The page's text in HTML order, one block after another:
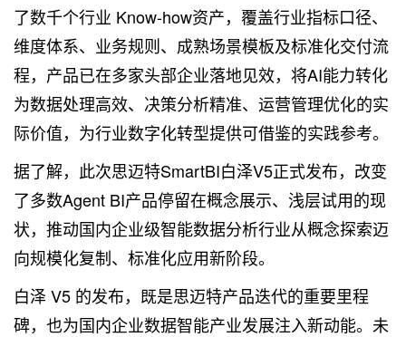
了数千个行业 Know-how资产，覆盖行业指标口径、
维度体系、业务规则、成熟场景模板及标准化交付流
程，产品已在多家头部企业落地见效，将AI能力转化
为数据处理高效、决策分析精准、运营管理优化的实
际价值，为行业数字化转型提供可借鉴的实践参考。
据了解，此次思迈特SmartBI白泽V5正式发布，改变
了多数Agent BI产品停留在概念展示、浅层试用的现
状，推动国内企业级智能数据分析行业从概念探索迈
向规模化复制、标准化应用新阶段。
白泽 V5 的发布，既是思迈特产品迭代的重要里程
碑，也为国内企业数据智能产业发展注入新动能。未